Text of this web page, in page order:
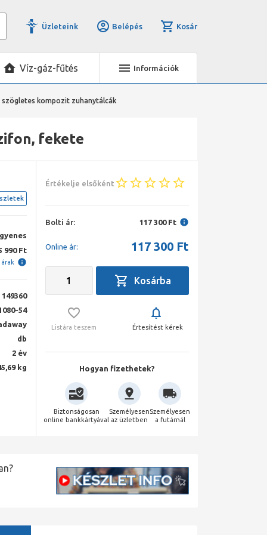
Üzleteink Belépés Kosár
Víz-gáz-fűtés Információk
szögletes kompozit zuhanytálcák
fekete
990 Ft
149360
54
db
2 év
kg
Értékelje elsőként
Bolti ár: 117 300 Ft
Online ár: 117 300 Ft
Listára teszem Értesítést kérek
Hogyan fizethetek?
Biztonságosan
online bankkártyával
Személyesen
az üzletben
Személyesen
a futárnál